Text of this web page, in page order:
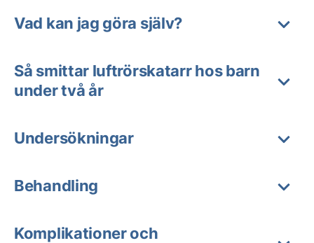
Vad kan jag göra själv?
Så smittar luftrörskatarr hos barn
under två år
Undersökningar
Behandling
Komplikationer och